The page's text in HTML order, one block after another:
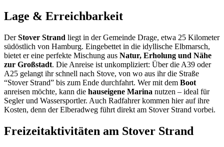
Lage & Erreichbarkeit
DerStover Strand liegt in der Gemeinde Drage, etwa 25 Kilometer
südöstlich von Hamburg. Eingebettet in die idyllische Elbmarsch,
bietet er eine perfekte Mischung aus Natur, Erholung und Nähe
zur Großstadt. Die Anreise ist unkompliziert: Über die A39 oder
A25 gelangt ihr schnell nach Stove, von wo aus ihr die Straße
“Stover Strand” bis zum Ende durchfahrt. Wer mit dem Boot
anreisen möchte, kann die hauseigene Marina nutzen – ideal für
Segler und Wassersportler. Auch Radfahrer kommen hier auf ihre
Kosten, denn der Elberadweg führt direkt am Stover Strand vorbei.
Freizeitaktivitäten am Stover Strand